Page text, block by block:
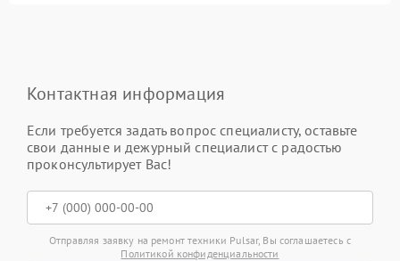
Контактная информация
Если требуется задать вопрос специалисту, оставьте
свои данные и дежурный специалист с радостью
проконсультирует Вас!
Отправляя заявку на ремонт техники Pulsar, Вы соглашаетесь с
Политикой конфиденциальности